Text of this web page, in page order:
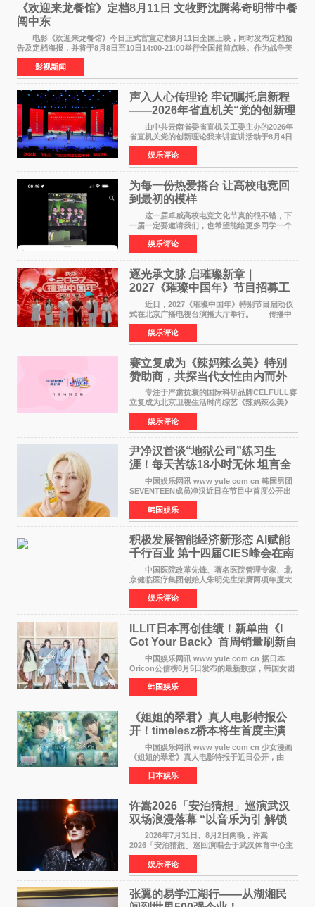
《欢迎来龙餐馆》定档8月11日 文牧野沈腾蒋奇明带中餐
闯中东
电影《欢迎来龙餐馆》今日正式官宣定档8月11日全国上映，同时发布定档预
告及定档海报，并将于8月8日至10日14:00-21:00举行全国超前点映。作为战争美
食大片，影片讲述的是中国厨师徐福（沈腾
影视新闻
声入人心传理论 牢记嘱托启新程
——2026年省直机关“党的创新理
论我来讲”宣讲活动圆满落幕
由中共云南省委省直机关工委主办的2026年
省直机关党的创新理论我来讲宣讲活动于8月4日
至5日在昆明举办。活动以 "牢记嘱托 感恩奋进
开创云南发展新局面 "为主题，坚持以新时代中国
特色社会主义
娱乐评论
为每一份热爱搭台 让高校电竞回
到最初的模样
这一届卓威高校电竞文化节真的很不错，下
一届一定要邀请我们，也希望能给更多同学一个
来到现场的机会。 2026卓威高校电竞文化节
已经落下帷幕，在活动结束后，仍有不少高校电
竞社负责人和现
娱乐评论
逐光承文脉 启璀璨新章｜
2027《璀璨中国年》节目招募工
作圆满启动
近日，2027《璀璨中国年》特别节目启动仪
式在北京广播电视台演播大厅举行。 传播中
华优秀传统文化，弘扬纯正国风艺术，打造高规
格、高质感、正能量的文艺盛典，是璀璨中国年
矢志不渝的初心
娱乐评论
赛立复成为《辣妈辣么美》特别
赞助商，共探当代女性由内而外
活力美
专注于严肃抗衰的国际科研品牌CELFULL赛
立复成为北京卫视生活时尚综艺《辣妈辣么美》
的特别赞助商,明星辣妈袁咏仪倾情参与，向广大
都市女性传递健康生活新主张，寄语当代女性在
家庭与自我之间
娱乐评论
尹净汉首谈“地狱公司”练习生
涯！每天苦练18小时无休 坦言全
靠成员撑过来
中国娱乐网讯 www yule com cn 韩国男团
SEVENTEEN成员净汉近日在节目中首度公开出
道前的残酷练习生经历，并提及经纪公司Pledis
娱乐，引发广泛关注。 在8月2日播出的日本
TBS综艺节目《周
韩国娱乐
积极发展智能经济新形态 Al赋能
千行百业 第十四届CIES峰会在南
京盛大召开
中国医院改革先锋、著名医院管理专家、北
京健临医疗集团创始人朱明先生荣膺两项年度大
奖 2026年7月31日，盛夏金陵，长江之畔，
以重落地·真务实·强链接为主题的2026&lsquo;人
工智能+&rsquo
娱乐评论
ILLIT日本再创佳绩！新单曲《I
Got Your Back》首周销量刷新自
身纪录
中国娱乐网讯 www yule com cn 据日本
Oricon公信榜8月5日发布的最新数据，韩国女团
ILLIT在日本发行的第二张单曲《I Got Your
Back》首周销量达到71,009张，成功跻身最新一
期周单曲排行
韩国娱乐
《姐姐的翠君》真人电影特报公
开！timelesz桥本将生首度主演
12月4日上映
中国娱乐网讯 www yule com cn 少女漫画
《姐姐的翠君》真人电影特报于近日公开，由
timelesz成员桥本将生担任主演，这也是他首次
担任电影主演，引发高度关注。 女高中生咲
苗翠（中岛瑠菜
日本娱乐
许嵩2026「安泊猜想」巡演武汉
双场浪漫落幕 “以音乐为引 解锁
江城记忆”
2026年7月31日、8月2日两晚，许嵩
2026「安泊猜想」巡回演唱会于武汉体育中心主
体育场盛大开唱。许嵩与数万歌迷在此相聚，从
浪漫惬意的舞台设计到充满诚意与惊喜的现场互
动，共同开启了一场关于
娱乐评论
张翼的易学江湖行——从湖湘民